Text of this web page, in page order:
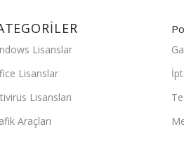
Lisanslar
Lisanslar
Lisansları
Araçları